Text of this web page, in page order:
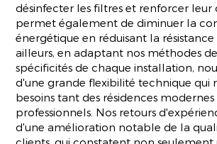
désinfecter les filtres et renforcer leur
permet également de diminuer la
énergétique en réduisant la résistance
ailleurs, en adaptant nos méthodes
spécificités de chaque installation,
d'une grande flexibilité technique qui
besoins tant des résidences
professionnels. Nos retours
d'une amélioration notable de la